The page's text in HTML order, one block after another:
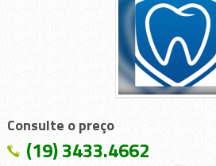
Consulte o preço
(19) 3433.4662